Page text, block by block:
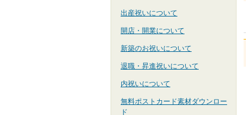
出産祝いについて
開店・開業について
新築のお祝いについて
退職・昇進祝いについて
内祝いについて
無料ポストカード素材ダウンロー
ド